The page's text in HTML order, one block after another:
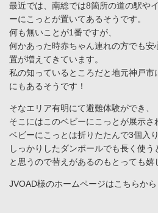
最近では、南総では8箇所の道の駅や
ーにこっとが置いてあるそうです。
何も無いことが1番ですが、
何かあった時赤ちゃん連れの方でも安
置が増えてきています。
私の知っているところだと地元神戸
にもあるそうです！
そなエリア有明にて避難体験ができ、
そこにはこのベビーにこっとが展示さ
ベビーにこっとは折りたたんで3個入
しっかりしたダンボールでも長く使う
と思うので替えがあるのもとっても嬉
JVOAD様のホームページはこちらから